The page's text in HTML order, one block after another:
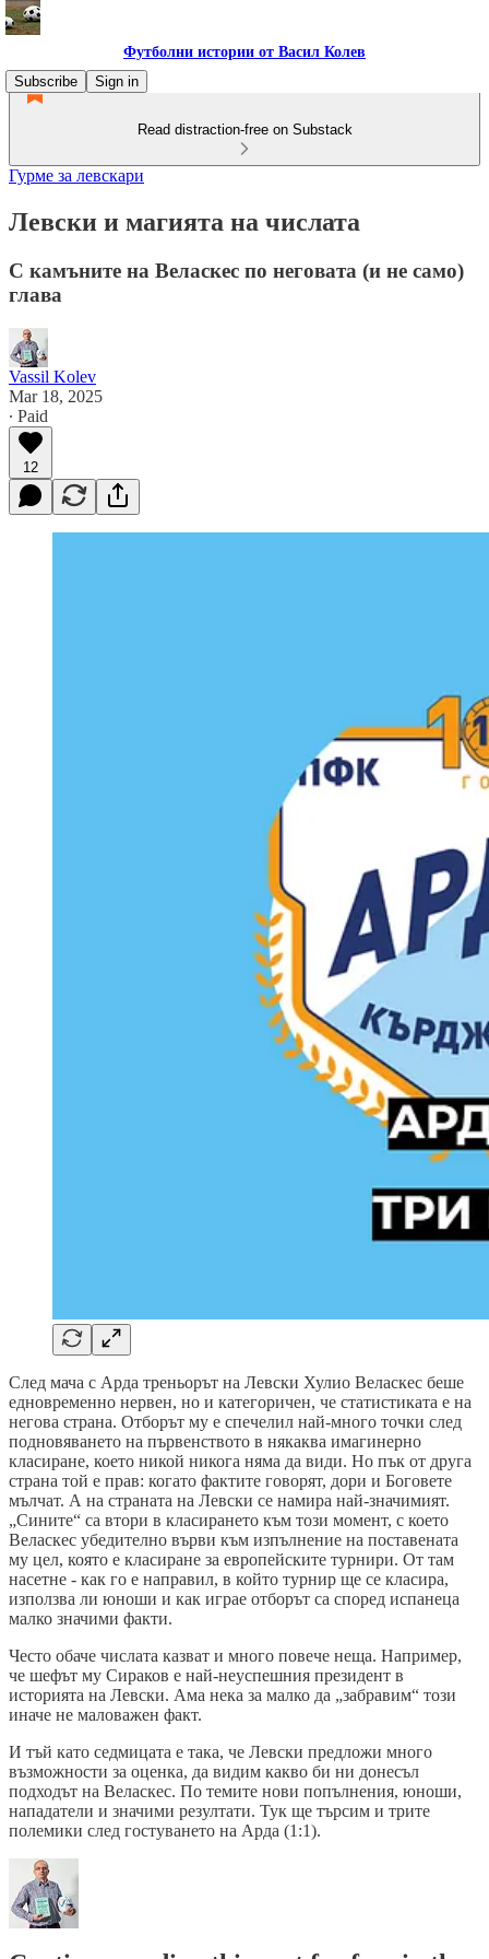
Футболни истории от Васил Колев
Subscribe
Sign in
Read distraction-free on Substack
Гурме за левскари
Левски и магията на числата
С камъните на Веласкес по неговата (и не само)
глава
Vassil Kolev
Mar 18, 2025
∙ Paid
12
След мача с Арда треньорът на Левски Хулио Веласкес беше
едновременно нервен, но и категоричен, че статистиката е на
негова страна. Отборът му е спечелил най-много точки след
подновяването на първенството в някаква имагинерно
класиране, което никой никога няма да види. Но пък от друга
страна той е прав: когато фактите говорят, дори и Боговете
мълчат. А на страната на Левски се намира най-значимият.
„Сините“ са втори в класирането към този момент, с което
Веласкес убедително върви към изпълнение на поставената
му цел, която е класиране за европейските турнири. От там
насетне - как го е направил, в който турнир ще се класира,
използва ли юноши и как играе отборът са според испанеца
малко значими факти.
Често обаче числата казват и много повече неща. Например,
че шефът му Сираков е най-неуспешния президент в
историята на Левски. Ама нека за малко да „забравим“ този
иначе не маловажен факт.
И тъй като седмицата е така, че Левски предложи много
възможности за оценка, да видим какво би ни донесъл
подходът на Веласкес. По темите нови попълнения, юноши,
нападатели и значими резултати. Тук ще търсим и трите
полемики след гостуването на Арда (1:1).